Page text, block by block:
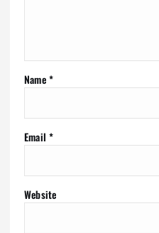
Name*
Email *
Website